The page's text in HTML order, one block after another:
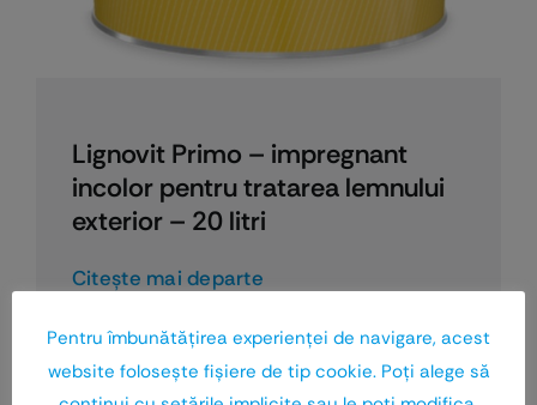
Lignovit Primo – impregnant
incolor pentru tratarea lemnului
exterior – 20 litri
Citeşte mai departe
Pentru îmbunătăţirea experienţei de navigare, acest
website foloseşte fişiere de tip cookie. Poţi alege să